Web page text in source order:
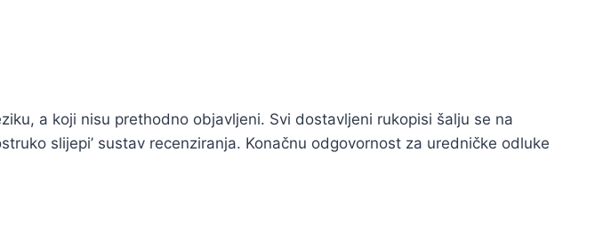
a koji nisu prethodno objavljeni. Svi dostavljeni rukopisi šalju se na
slijepi’ sustav recenziranja. Konačnu odgovornost za uredničke odluke